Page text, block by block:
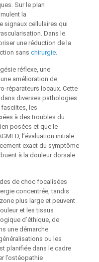
Sur le plan
la
signaux cellulaires qui
Dans le
une réduction de la
sans chirurgie.
réflexe, une
amélioration de
réparateurs locaux. Cette
diverses pathologies
les
à des troubles du
posées et que le
l’évaluation initiale
exact du symptôme
à la douleur dorsale
de choc focalisées
concentrée, tandis
plus large et peuvent
et les tissus
d’éthique, de
une démarche
ou les
planifiée dans le cadre
l’ostéopathie